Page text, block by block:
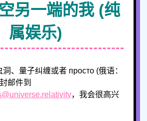
另一端的我 (纯
属娱乐)
、量子纠缠或者 просто (俄语：
邮件到
，我会很高兴